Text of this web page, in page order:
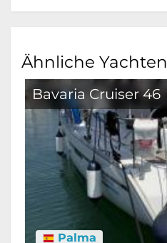
Ähnliche Yachten
Bavaria Cruiser 46
Palma